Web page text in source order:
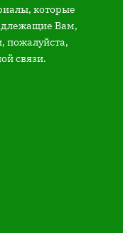
которые
Вам,
пожалуйста,
связи.